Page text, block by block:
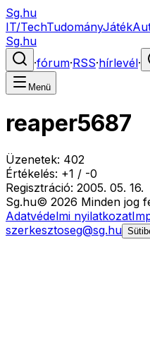
Sg.hu
IT/TechTudományJáték
Sg.hu
·fórum·RSS·hírlevél·
Menü
reaper5687
Üzenetek: 402
Értékelés: +1 / -0
Regisztráció: 2005. 05. 16.
Sg.hu© 2026 Minden jog
Adatvédelmi nyilatkozat
szerkesztoseg@sg.hu